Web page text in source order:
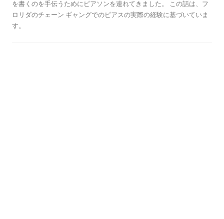
を書くのを手伝うためにピアソンを連れてきました。 この話は、フ
ロリダのチェーン ギャングでのピアスの実際の経験に基づいていま
す。